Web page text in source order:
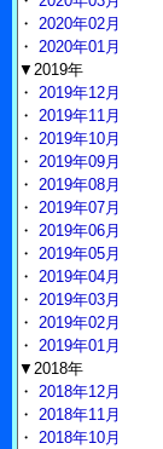
・ 2020年02月
・ 2020年01月
▼2019年
・ 2019年12月
・ 2019年11月
・ 2019年10月
・ 2019年09月
・ 2019年08月
・ 2019年07月
・ 2019年06月
・ 2019年05月
・ 2019年04月
・ 2019年03月
・ 2019年02月
・ 2019年01月
▼2018年
・ 2018年12月
・ 2018年11月
・ 2018年10月